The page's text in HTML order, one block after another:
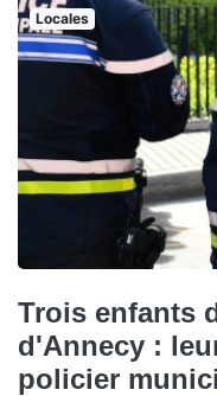
Locales
Trois enfants
d'Annecy :
policier